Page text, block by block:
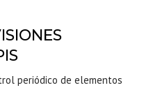
periódico de elementos